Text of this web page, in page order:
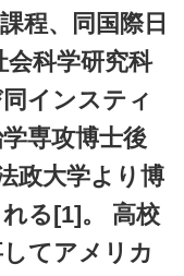
程、同国際日
科学研究科
インスティ
専攻博士後
政大学より博
る[1]。 高校
てアメリカ